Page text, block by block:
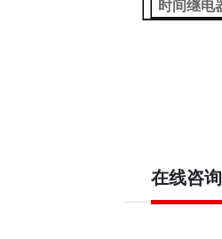
时间继电
在线咨询